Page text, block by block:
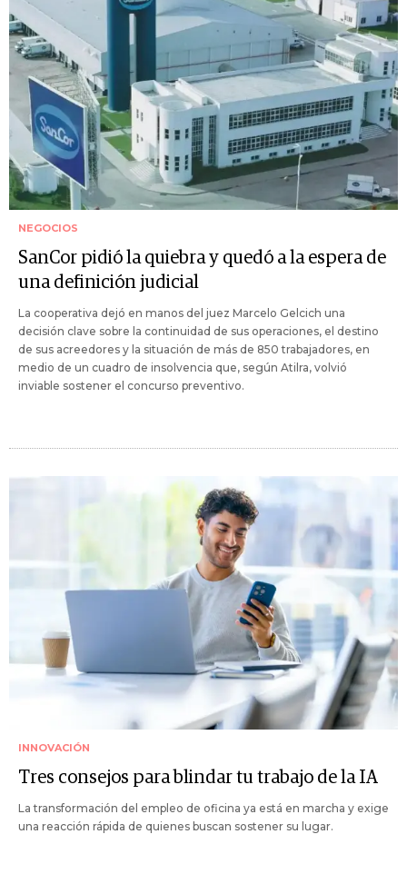
NEGOCIOS
SanCor pidió la quiebra y quedó a la espera de
una definición judicial
La cooperativa dejó en manos del juez Marcelo Gelcich una
decisión clave sobre la continuidad de sus operaciones, el destino
de sus acreedores y la situación de más de 850 trabajadores, en
medio de un cuadro de insolvencia que, según Atilra, volvió
inviable sostener el concurso preventivo.
INNOVACIÓN
Tres consejos para blindar tu trabajo de la IA
La transformación del empleo de oficina ya está en marcha y exige
una reacción rápida de quienes buscan sostener su lugar.